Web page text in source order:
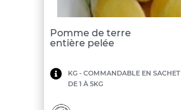
Pomme de terre
entière pelée
Minimum
de
commande:
KG - COMMANDABLE EN SACHET
DE 1 À 5KG